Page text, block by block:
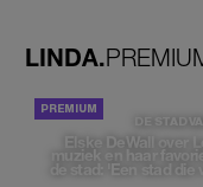
LINDA.
DE STAD VAN
Elske DeWall over
muziek en haar
de stad: 'Een stad die